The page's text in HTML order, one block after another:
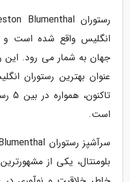
انگلیس واقع شده است و
عنوان بهترین رستوران
است.
بلومنتال، یکی از